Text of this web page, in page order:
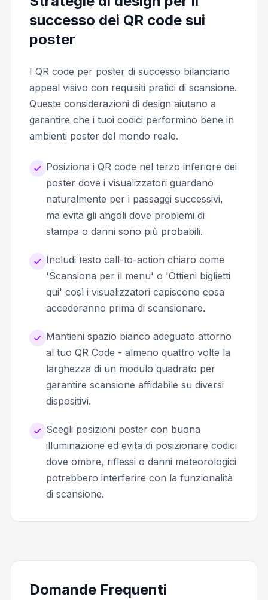
successo dei QR code sui
poster
I QR code per poster di successo bilanciano
appeal visivo con requisiti pratici di scansione.
Queste considerazioni di design aiutano a
garantire che i tuoi codici performino bene in
ambienti poster del mondo reale.
Posiziona i QR code nel terzo inferiore dei
poster dove i visualizzatori guardano
naturalmente per i passaggi successivi,
ma evita gli angoli dove problemi di
stampa o danni sono più probabili.
Includi testo call-to-action chiaro come
'Scansiona per il menu' o 'Ottieni biglietti
qui' così i visualizzatori capiscono cosa
accederanno prima di scansionare.
Mantieni spazio bianco adeguato attorno
al tuo QR Code - almeno quattro volte la
larghezza di un modulo quadrato per
garantire scansione affidabile su diversi
dispositivi.
Scegli posizioni poster con buona
illuminazione ed evita di posizionare codici
dove ombre, riflessi o danni meteorologici
potrebbero interferire con la funzionalità
di scansione.
Domande Frequenti